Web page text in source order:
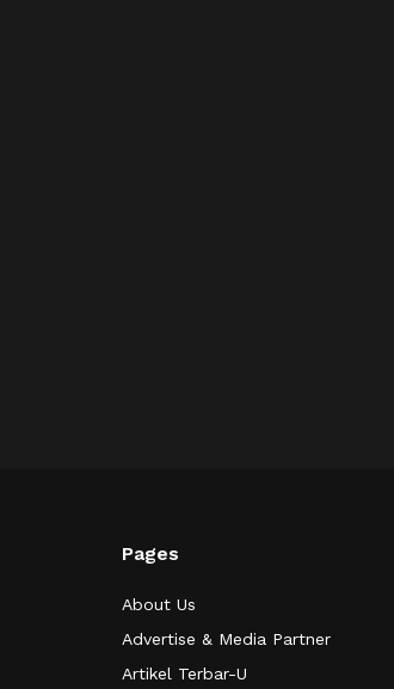
Pages
About Us
Advertise & Media Partner
Artikel Terbar-U